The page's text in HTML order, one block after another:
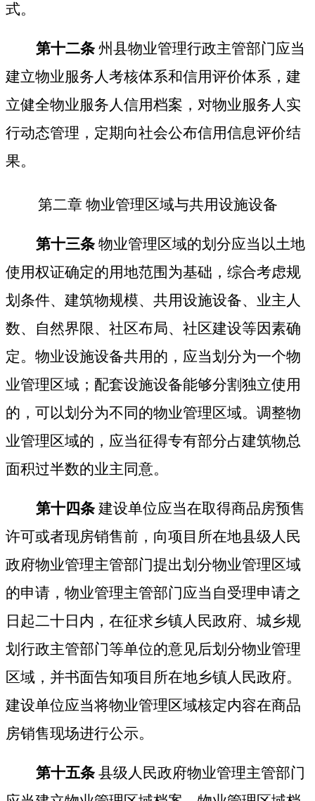
式。
第十二条 州县物业管理行政主管部门应当
建立物业服务人考核体系和信用评价体系，建
立健全物业服务人信用档案，对物业服务人实
行动态管理，定期向社会公布信用信息评价结
果。
第二章 物业管理区域与共用设施设备
第十三条 物业管理区域的划分应当以土地
使用权证确定的用地范围为基础，综合考虑规
划条件、建筑物规模、共用设施设备、业主人
数、自然界限、社区布局、社区建设等因素确
定。物业设施设备共用的，应当划分为一个物
业管理区域；配套设施设备能够分割独立使用
的，可以划分为不同的物业管理区域。调整物
业管理区域的，应当征得专有部分占建筑物总
面积过半数的业主同意。
第十四条 建设单位应当在取得商品房预售
许可或者现房销售前，向项目所在地县级人民
政府物业管理主管部门提出划分物业管理区域
的申请，物业管理主管部门应当自受理申请之
日起二十日内，在征求乡镇人民政府、城乡规
划行政主管部门等单位的意见后划分物业管理
区域，并书面告知项目所在地乡镇人民政府。
建设单位应当将物业管理区域核定内容在商品
房销售现场进行公示。
第十五条 县级人民政府物业管理主管部门